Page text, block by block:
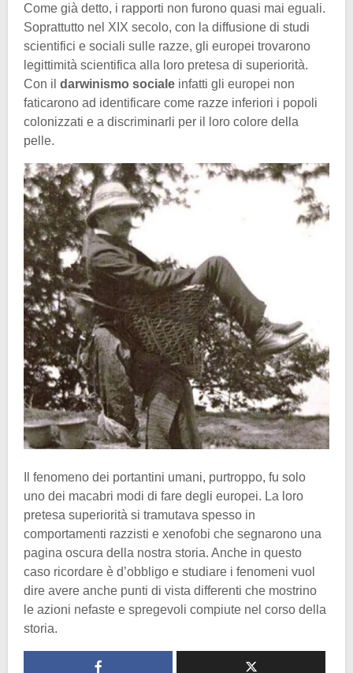
Come già detto, i rapporti non furono quasi mai eguali.
Soprattutto nel XIX secolo, con la diffusione di studi
scientifici e sociali sulle razze, gli europei trovarono
legittimità scientifica alla loro pretesa di superiorità.
Con il darwinismo sociale infatti gli europei non
faticarono ad identificare come razze inferiori i popoli
colonizzati e a discriminarli per il loro colore della
pelle.
Il fenomeno dei portantini umani, purtroppo, fu solo
uno dei macabri modi di fare degli europei. La loro
pretesa superiorità si tramutava spesso in
comportamenti razzisti e xenofobi che segnarono una
pagina oscura della nostra storia. Anche in questo
caso ricordare è d’obbligo e studiare i fenomeni vuol
dire avere anche punti di vista differenti che mostrino
le azioni nefaste e spregevoli compiute nel corso della
storia.